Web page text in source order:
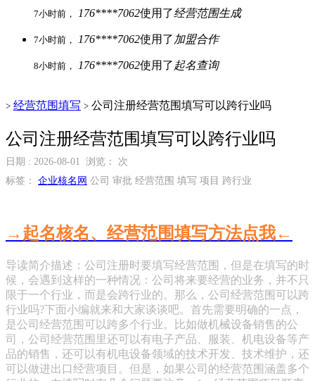
7小时前， 176****7062使用了经营范围生成
7小时前， 176****7062使用了 加盟合作
8小时前， 176****7062使用了 起名查询
> 经营范围填写 > 公司注册经营范围填写可以跨行业吗
公司注册经营范围填写可以跨行业吗
日期 : 2026-08-01 浏览：
次
标签： 企业核名网 公司 审批 经营范围 填写 项目 跨行业
→起名核名、经营范围填写方法点我←
导读简介描述：公司注册时要填写经营范围，但是在填写的时
候，会遇到这样的一种情况：公司将来要经营的业务，并不只
限于一个行业，而是会跨行业的。那么，公司经营范围可以跨
行业吗?下面小编就来和大家谈谈吧。首先需要明确的一点，
是公司经营范围可以跨多个行业。比如做机械设备销售的公
司，公司经营范围里还可以有电子产品、服装、机电设备等产
品的销售，还可以有机电设备领域的技术开发、技术维护，还
可以做进出口经营项目。但是，如果公司的经营范围涵盖多个